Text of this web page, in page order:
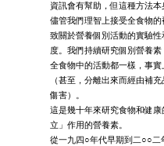
資訊會有幫助，但這種方法本
儘管我們理智上接受全食物
致關於營養個別活動的實驗
度。我們持續研究個別營養
全食物中的活動都一樣，事
（甚至，分離出來而經由補
傷害）。
這是幾十年來研究食物和健
立」作用的營養素。
從一九四○年代早期到二○○二